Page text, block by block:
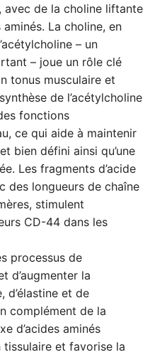
avec de la choline liftante
La choline, en
– un
– joue un rôle clé
tonus musculaire et
de l’acétylcholine
fonctions
ce qui aide à maintenir
bien défini ainsi qu’une
Les fragments d’acide
des longueurs de chaîne
stimulent
CD-44 dans les
processus de
d’augmenter la
d’élastine et de
complément de la
d’acides aminés
et favorise la